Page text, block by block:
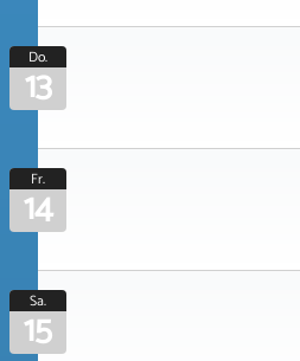
Do.
13
Fr.
14
Sa.
15